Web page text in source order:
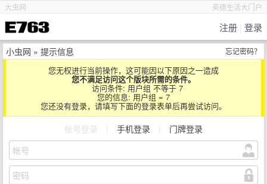
英德生活大门户
大虫网
注册 登录
忘记密码？
小虫网 » 提示信息
您无权进行当前操作，这可能因以下原因之一造成
您不满足访问这个版块所需的条件。
访问条件: 用户组 不等于 7
您的信息: 用户组 = 7
您还没有登录，请填写下面的登录表单后再尝试访问。
帐号登录 手机登录 门牌登录